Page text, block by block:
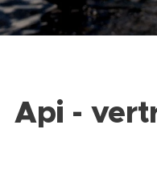
Api -